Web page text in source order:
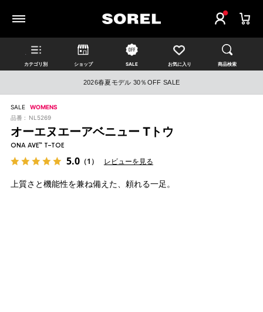
カテゴリ別 ショップ SALE お気に入り 商品検索
2026春夏モデル 30％OFF SALE
SALE
WOMENS
品番 : NL5269
オーエヌエーアベニュー Tトウ
ONA AVE™ T-TOE
5.0（1） レビューを見る
上質さと機能性を兼ね備えた、頼れる一足。